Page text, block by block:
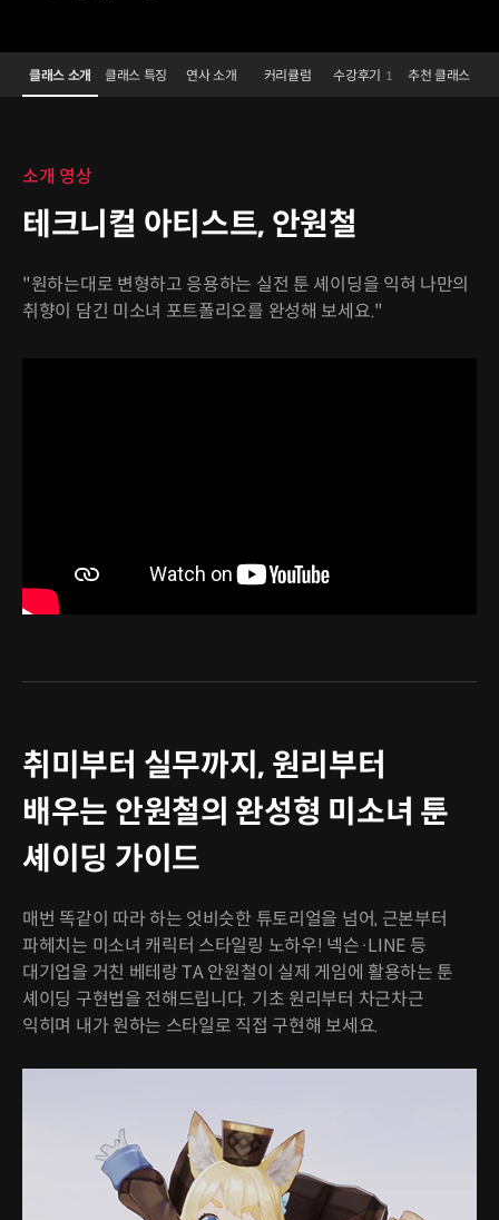
테크니컬아티스트 안원철 Details
Configuration Information Shortcuts
클래스 소개 클래스 특징 연사 소개 커리큘럼 수강후기 1 추천 클래스
소개 영상
테크니컬 아티스트, 안원철
"원하는대로 변형하고 응용하는 실전 툰 셰이딩을 익혀 나만의
취향이 담긴 미소녀 포트폴리오를 완성해 보세요."
취미부터 실무까지, 원리부터
배우는 안원철의 완성형 미소녀 툰
셰이딩 가이드
매번 똑같이 따라 하는 엇비슷한 튜토리얼을 넘어, 근본부터
파헤치는 미소녀 캐릭터 스타일링 노하우! 넥슨·LINE 등
대기업을 거친 베테랑 TA 안원철이 실제 게임에 활용하는 툰
셰이딩 구현법을 전해드립니다. 기초 원리부터 차근차근
익히며 내가 원하는 스타일로 직접 구현해 보세요.